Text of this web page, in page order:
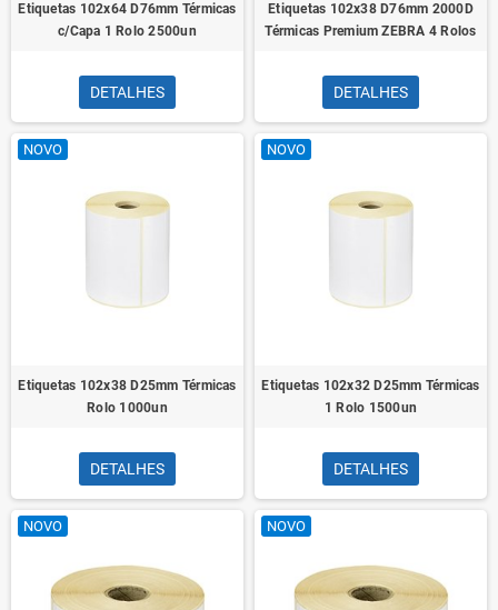
Etiquetas 102x64 D76mm Térmicas
c/Capa 1 Rolo 2500un
DETALHES
Etiquetas 102x38 D76mm 2000D
Térmicas Premium ZEBRA 4 Rolos
DETALHES
NOVO
Etiquetas 102x38 D25mm Térmicas
Rolo 1000un
DETALHES
NOVO
Etiquetas 102x32 D25mm Térmicas
1 Rolo 1500un
DETALHES
NOVO NOVO